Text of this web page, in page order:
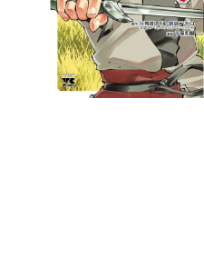
なんでゲームは
ゲーム開発者・
具体的な形から解き
です。
ゲームが変えた
「経験値」「裏技」